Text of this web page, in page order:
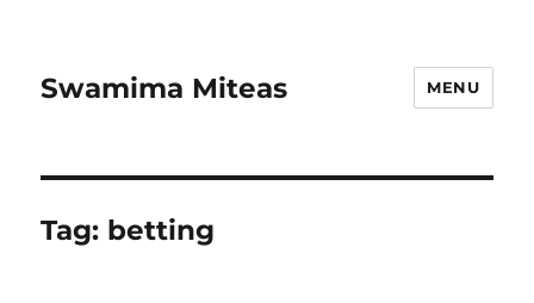
Swamima Miteas MENU
Tag: betting